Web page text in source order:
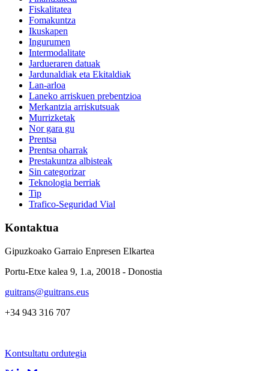
Fiskalitatea
Fomakuntza
Ikuskapen
Ingurumen
Intermodalitate
Jardueraren datuak
Jardunaldiak eta Ekitaldiak
Lan-arloa
Laneko arriskuen prebentzioa
Merkantzia arriskutsuak
Murrizketak
Nor gara gu
Prentsa
Prentsa oharrak
Prestakuntza albisteak
Sin categorizar
Teknologia berriak
Tip
Trafico-Seguridad Vial
Kontaktua
Gipuzkoako Garraio Enpresen Elkartea
Portu-Etxe kalea 9, 1.a, 20018 - Donostia
guitrans@guitrans.eus
+34 943 316 707
Kontsultatu ordutegia